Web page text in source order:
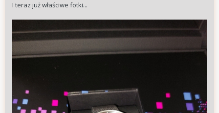
I teraz już właściwe fotki...